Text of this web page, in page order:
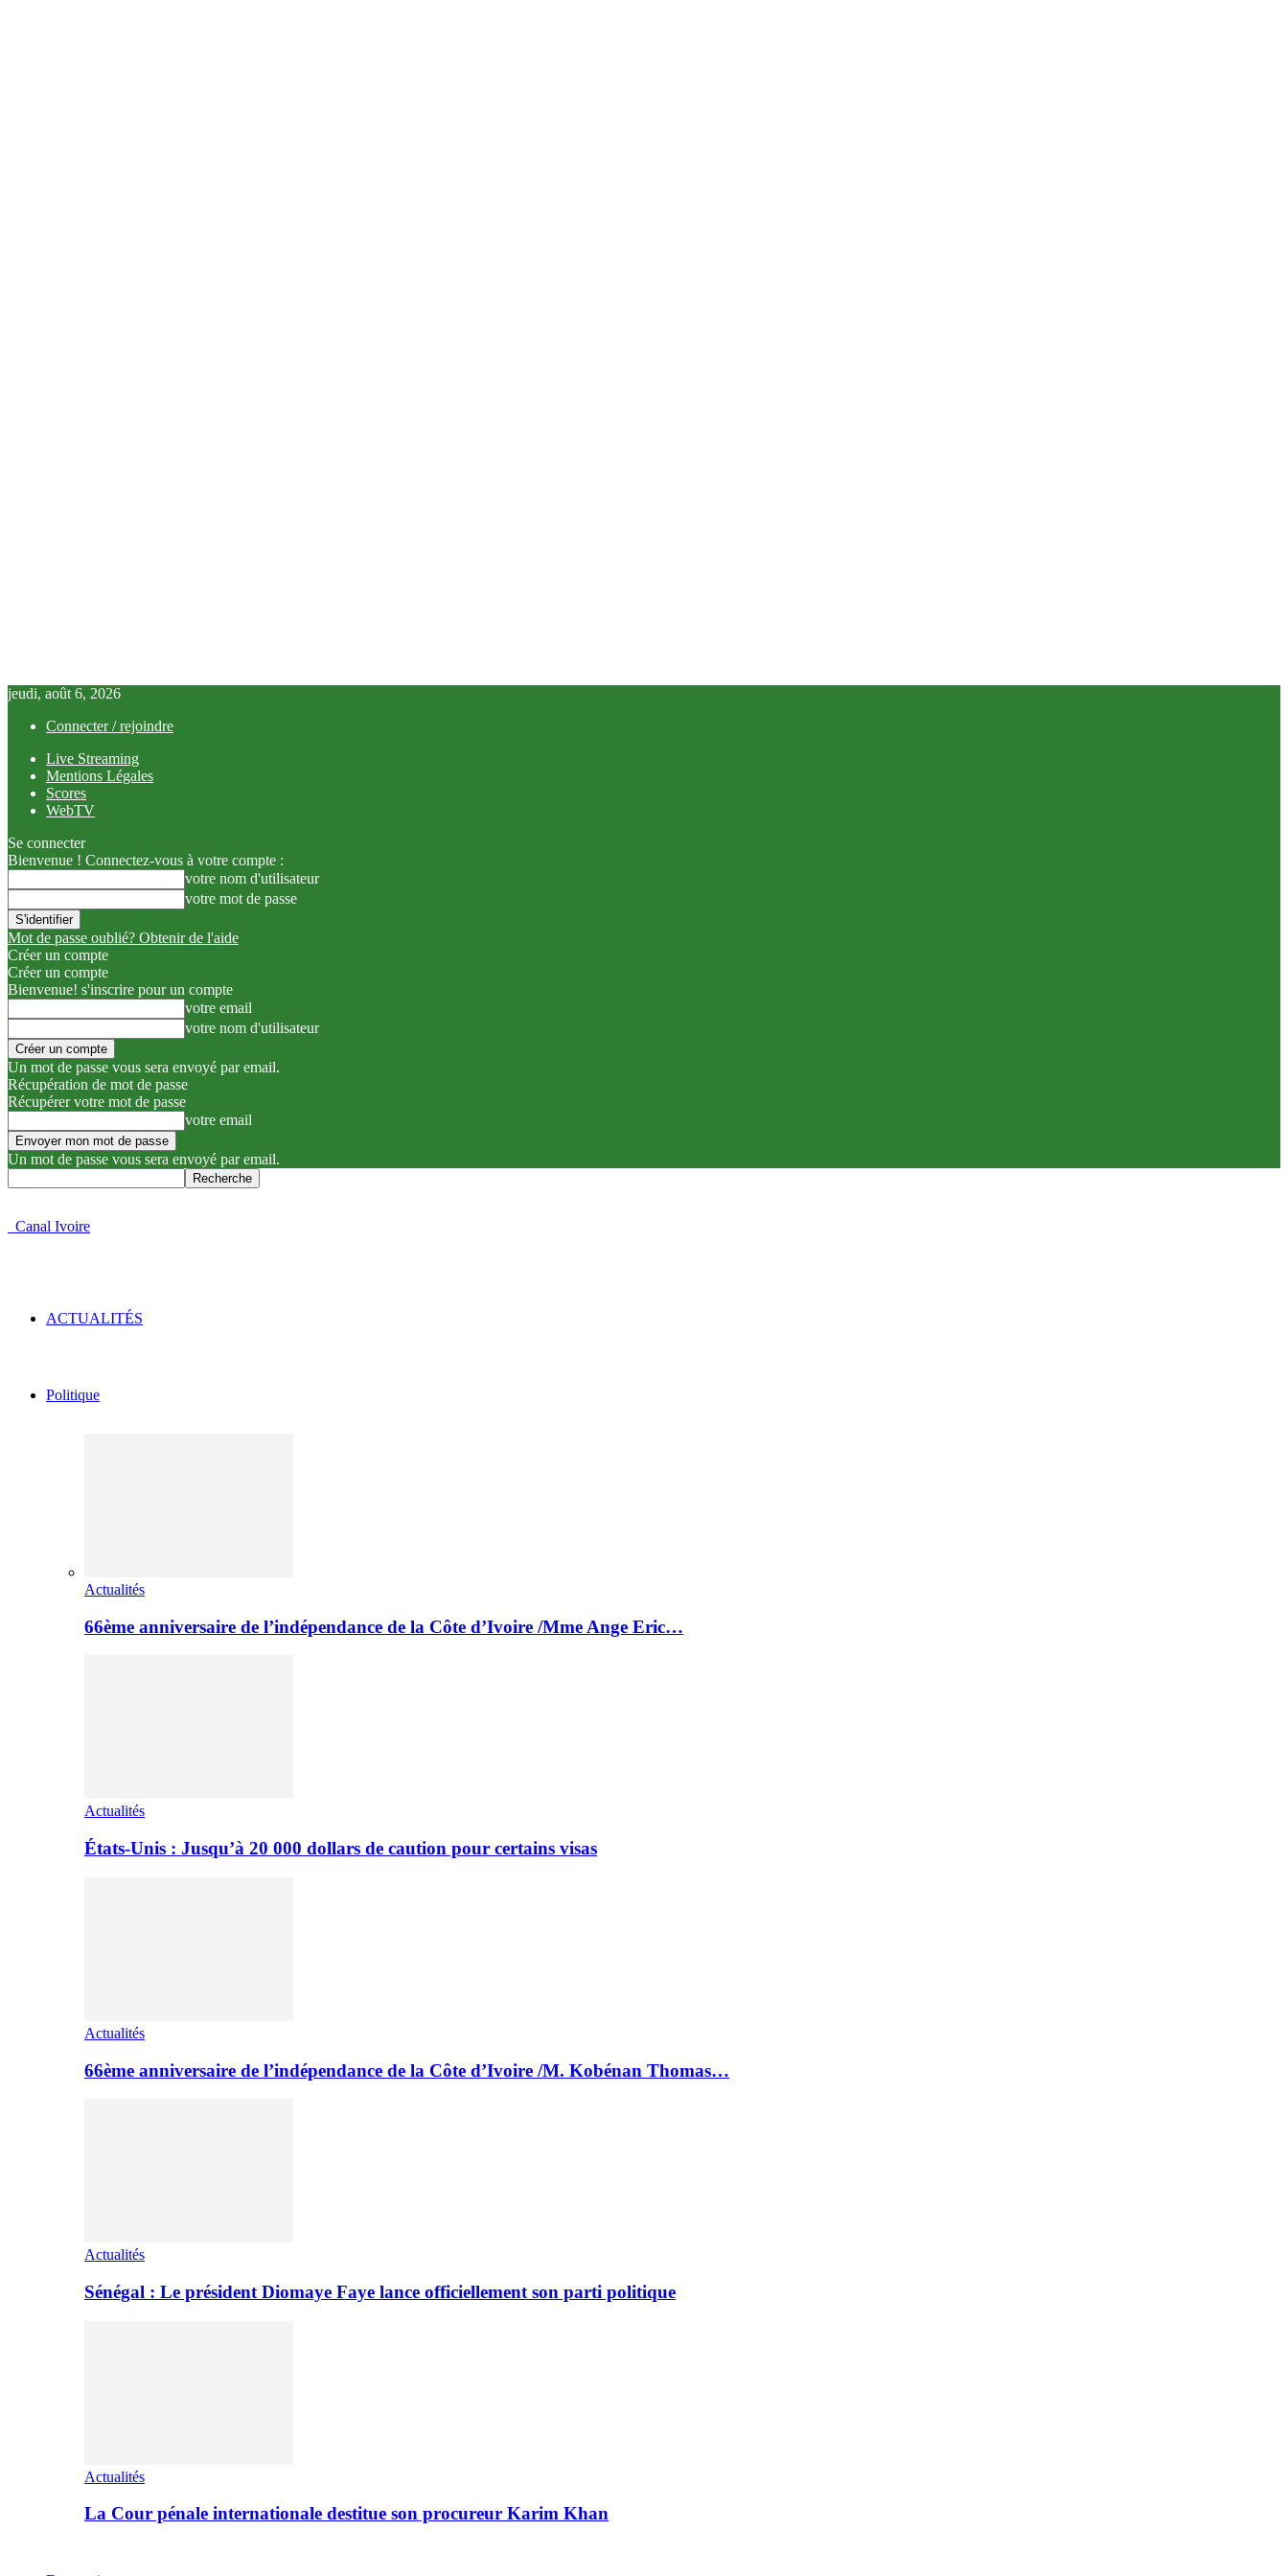
jeudi, août 6, 2026
Connecter / rejoindre
Live Streaming
Mentions Légales
Scores
WebTV
Se connecter
Bienvenue ! Connectez-vous à votre compte :
votre nom d'utilisateur
votre mot de passe
Mot de passe oublié? Obtenir de l'aide
Créer un compte
Créer un compte
Bienvenue! s'inscrire pour un compte
votre email
votre nom d'utilisateur
Un mot de passe vous sera envoyé par email.
Récupération de mot de passe
Récupérer votre mot de passe
votre email
Un mot de passe vous sera envoyé par email.
Canal Ivoire
ACTUALITÉS
Politique
Actualités
66ème anniversaire de l’indépendance de la Côte d’Ivoire /Mme Ange Eric…
Actualités
États-Unis : Jusqu’à 20 000 dollars de caution pour certains visas
Actualités
66ème anniversaire de l’indépendance de la Côte d’Ivoire /M. Kobénan Thomas…
Actualités
Sénégal : Le président Diomaye Faye lance officiellement son parti politique
Actualités
La Cour pénale internationale destitue son procureur Karim Khan